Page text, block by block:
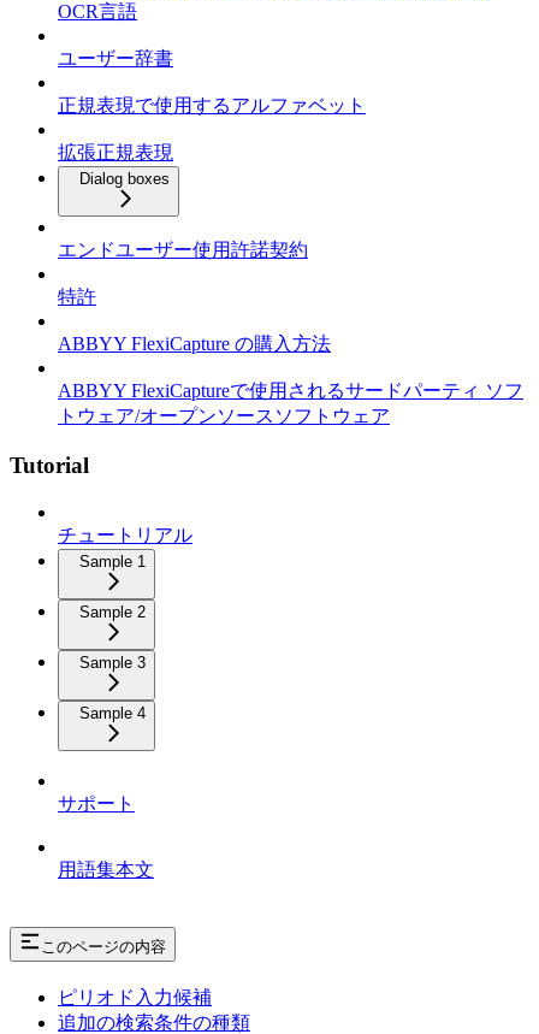
OCR言語
ユーザー辞書
正規表現で使用するアルファベット
拡張正規表現
Dialog boxes
エンドユーザー使用許諾契約
特許
ABBYY FlexiCapture の購入方法
ABBYY FlexiCaptureで使用されるサードパーティ ソフ
トウェア/オープンソースソフトウェア
Tutorial
チュートリアル
Sample 1
Sample 2
Sample 3
Sample 4
サポート
用語集本文
このページの内容
ピリオド入力候補
追加の検索条件の種類